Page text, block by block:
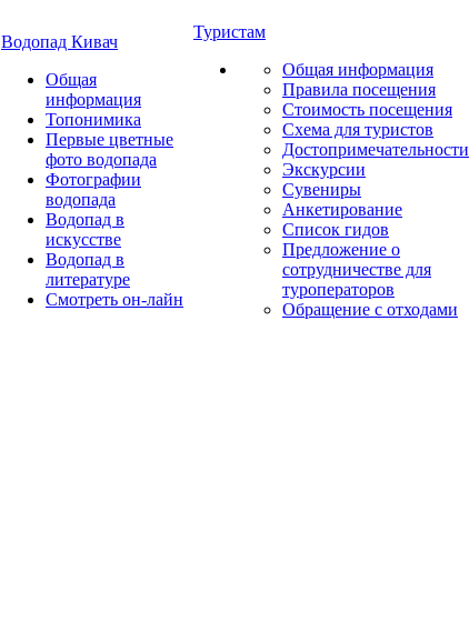
Водопад Кивач
Общая
информация
Топонимика
Первые цветные
фото водопада
Фотографии
водопада
Водопад в
искусстве
Водопад в
литературе
Смотреть он-лайн
Туристам
Общая информация
Правила посещения
Стоимость посещения
Схема для туристов
Достопримечательности
Экскурсии
Сувениры
Анкетирование
Список гидов
Предложение о
сотрудничестве для
туроператоров
Обращение с отходами